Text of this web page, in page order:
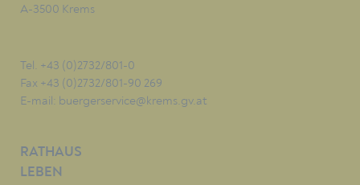
A-3500 Krems
Tel. +43 (0)2732/801-0
Fax +43 (0)2732/801-90 269
E-mail: buergerservice@krems.gv.at
RATHAUS
LEBEN